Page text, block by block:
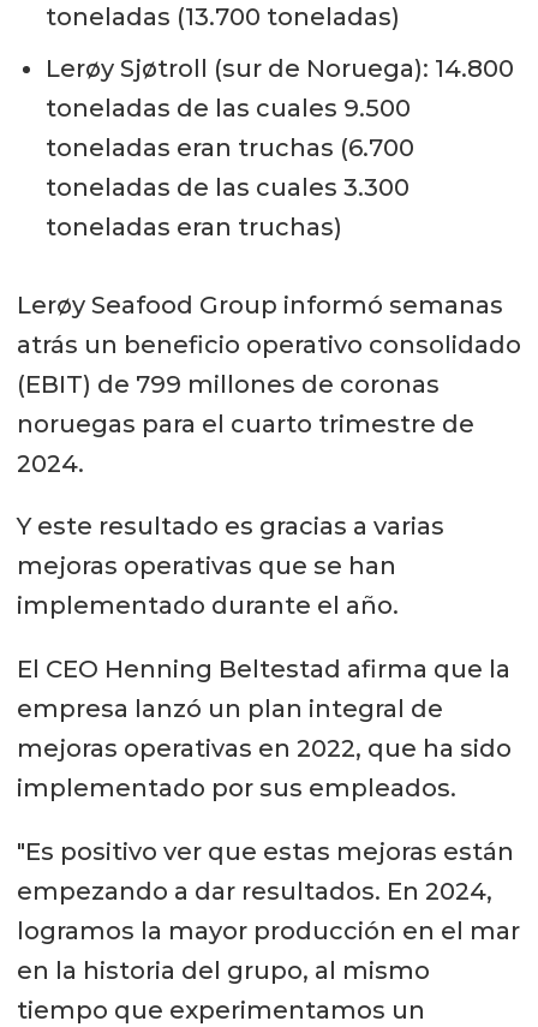
toneladas (13.700 toneladas)
Lerøy Sjøtroll (sur de Noruega): 14.800
toneladas de las cuales 9.500
toneladas eran truchas (6.700
toneladas de las cuales 3.300
toneladas eran truchas)
Lerøy Seafood Group informó semanas
atrás un beneficio operativo consolidado
(EBIT) de 799 millones de coronas
noruegas para el cuarto trimestre de
2024.
Y este resultado es gracias a varias
mejoras operativas que se han
implementado durante el año.
El CEO Henning Beltestad afirma que la
empresa lanzó un plan integral de
mejoras operativas en 2022, que ha sido
implementado por sus empleados.
"Es positivo ver que estas mejoras están
empezando a dar resultados. En 2024,
logramos la mayor producción en el mar
en la historia del grupo, al mismo
tiempo que experimentamos un